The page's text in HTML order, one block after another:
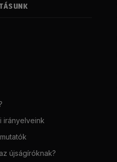
irányelveink
újságíróknak?